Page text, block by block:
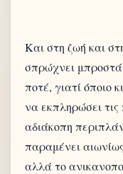
Και στη ζωή και
σπρώχνει
ποτέ, γιατί όποιο
να εκπληρώσει
αδιάκοπη
παραμένει
αλλά το